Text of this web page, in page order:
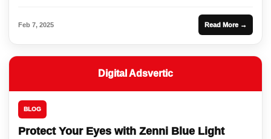
Feb 7, 2025 Read More →
Digital Adsvertic
BLOG
Protect Your Eyes with Zenni Blue Light